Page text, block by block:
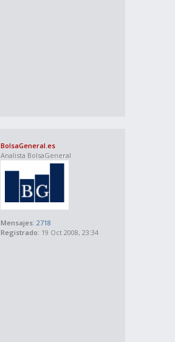
BolsaGeneral.es
Analista BolsaGeneral
Mensajes: 2718
Registrado: 19 Oct 2008, 23:34